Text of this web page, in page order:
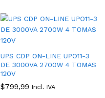
UPS CDP ON-LINE UPO11-3
DE 3000VA 2700W 4 TOMAS
120V
$799,99 Incl. IVA